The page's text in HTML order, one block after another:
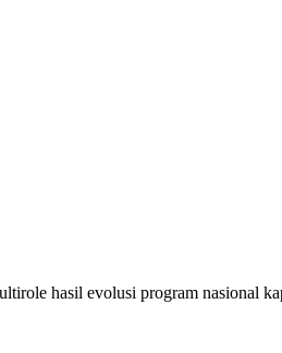
hasil evolusi program nasional